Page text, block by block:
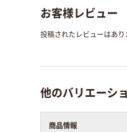
お客様レビュー
投稿されたレビューはあり
他のバリエーシ
商品情報